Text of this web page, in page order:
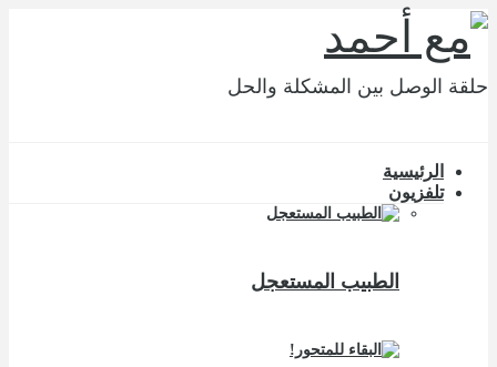
حلقة الوصل بين المشكلة والحل
الرئيسية
تلفزيون
الطبيب المستعجل